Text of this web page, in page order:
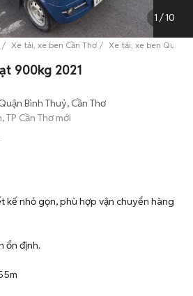
1 /10
Xe tải, xe ben Cần Thơ Xe tải, xe ben Quận
900kg 2021
Bình Thuỷ, Cần Thơ
Cần Thơ mới
kế nhỏ gọn, phù hợp vận chuyển hàng